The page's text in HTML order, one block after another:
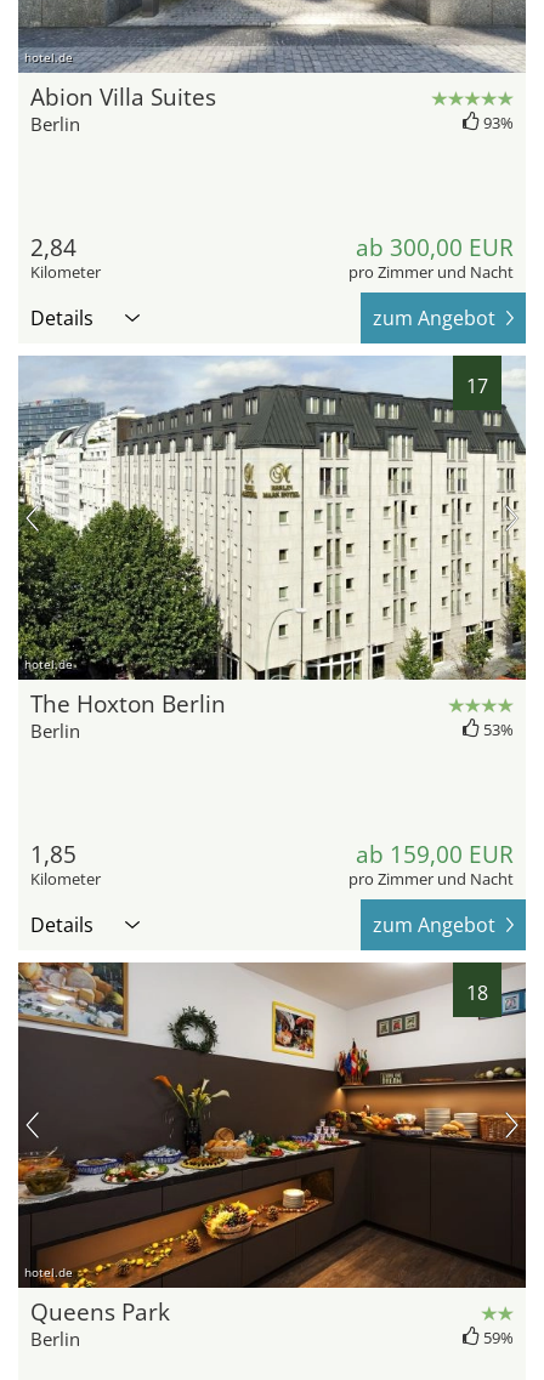
hotel.de
Abion Villa Suites
Berlin 93%
2,84
Kilometer
ab 300,00 EUR
pro Zimmer und Nacht
Details zum Angebot
17
hotel.de
The Hoxton Berlin
Berlin 53%
1,85
Kilometer
ab 159,00 EUR
pro Zimmer und Nacht
Details zum Angebot
18
hotel.de
Queens Park
Berlin 59%